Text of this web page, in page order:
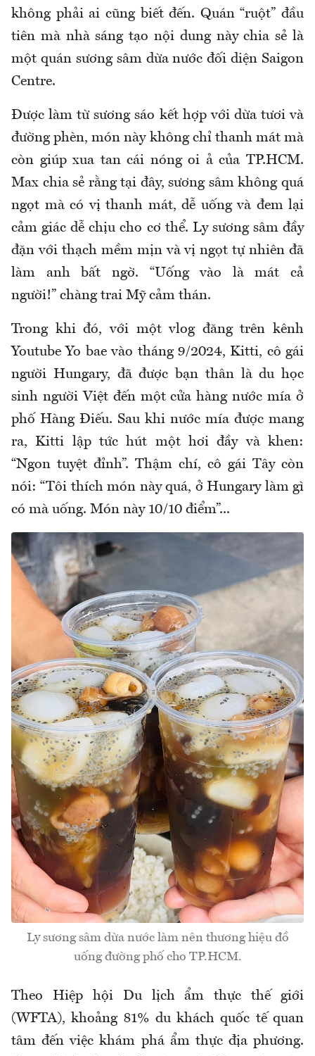
không phải ai cũng biết đến. Quán “ruột” đầu
tiên mà nhà sáng tạo nội dung này chia sẻ là
một quán sương sâm dừa nước đối diện Saigon
Centre.
Được làm từ sương sáo kết hợp với dừa tươi và
đường phèn, món này không chỉ thanh mát mà
còn giúp xua tan cái nóng oi ả của TP.HCM.
Max chia sẻ rằng tại đây, sương sâm không quá
ngọt mà có vị thanh mát, dễ uống và đem lại
cảm giác dễ chịu cho cơ thể. Ly sương sâm đầy
đặn với thạch mềm mịn và vị ngọt tự nhiên đã
làm anh bất ngờ. “Uống vào là mát cả
người!” chàng trai Mỹ cảm thán.
Trong khi đó, với một vlog đăng trên kênh
Youtube Yo bae vào tháng 9/2024, Kitti, cô gái
người Hungary, đã được bạn thân là du học
sinh người Việt đến một cửa hàng nước mía ở
phố Hàng Điếu. Sau khi nước mía được mang
ra, Kitti lập tức hút một hơi đầy và khen:
“Ngon tuyệt đỉnh”. Thậm chí, cô gái Tây còn
nói: “Tôi thích món này quá, ở Hungary làm gì
có mà uống. Món này 10/10 điểm”...
Ly sương sâm dừa nước làm nên thương hiệu đồ
uống đường phố cho TP.HCM.
Theo Hiệp hội Du lịch ẩm thực thế giới
(WFTA), khoảng 81% du khách quốc tế quan
tâm đến việc khám phá ẩm thực địa phương.